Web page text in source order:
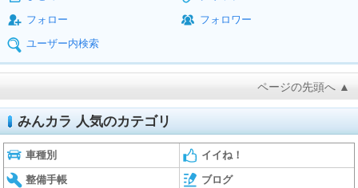
フォロー
フォロワー
ユーザー内検索
ページの先頭へ ▲
みんカラ 人気のカテゴリ
車種別 イイね！
整備手帳 ブログ